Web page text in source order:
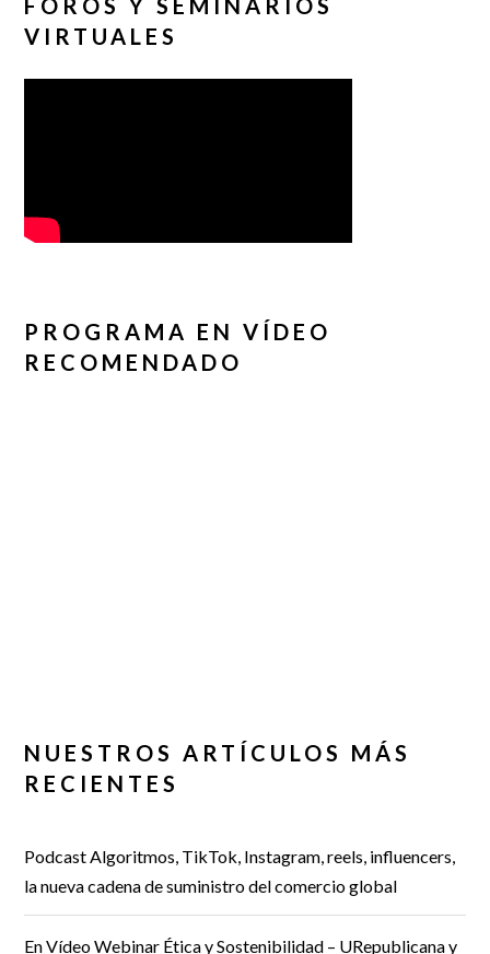
FOROS Y SEMINARIOS
VIRTUALES
PROGRAMA EN VÍDEO
RECOMENDADO
NUESTROS ARTÍCULOS MÁS
RECIENTES
Podcast Algoritmos, TikTok, Instagram, reels, influencers,
la nueva cadena de suministro del comercio global
En Vídeo Webinar Ética y Sostenibilidad – URepublicana y